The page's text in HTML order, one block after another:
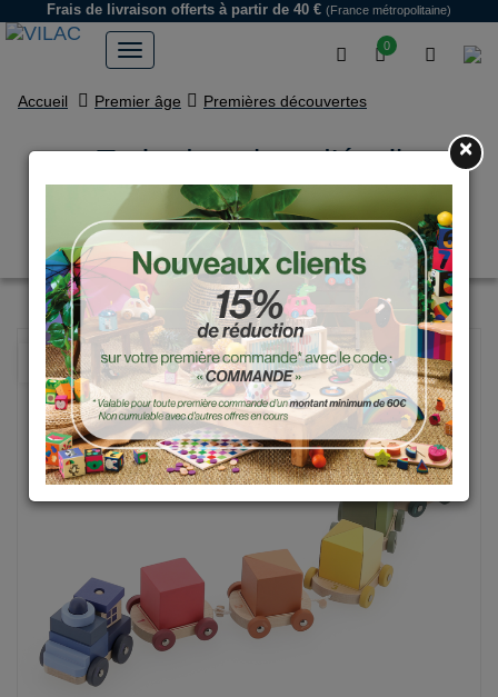
0
Frais de livraison offerts à partir de 40 € (France métropolitaine)
Accueil Premier âge Premières découvertes
Train de cubes d’éveil
multicolore en bois –
Apprentissage des chiffres
NOUVEAU
×